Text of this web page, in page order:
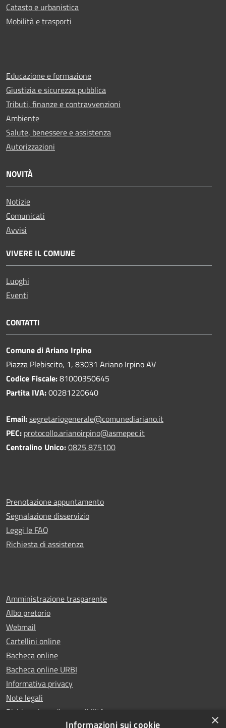
Catasto e urbanistica
Mobilità e trasporti
Educazione e formazione
Giustizia e sicurezza pubblica
Tributi, finanze e contravvenzioni
Ambiente
Salute, benessere e assistenza
Autorizzazioni
NOVITÀ
Notizie
Comunicati
Avvisi
VIVERE IL COMUNE
Luoghi
Eventi
CONTATTI
Comune di Ariano Irpino
Piazza Plebiscito, 1, 83031 Ariano Irpino AV
Codice Fiscale:81000350645
Partita IVA:00281220640
Email:segretariogenerale@comunediariano.it
PEC: protocollo.arianoirpino@asmepec.it
Centralino Unico:0825 875100
Prenotazione appuntamento
Segnalazione disservizio
Leggi le FAQ
Richiesta di assistenza
Amministrazione trasparente
Albo pretorio
Webmail
Cartellini online
Bacheca online
Bacheca online URBI
Informativa privacy
Note legali
Dichiarazione di accessibilità
×
Informazioni sui cookie